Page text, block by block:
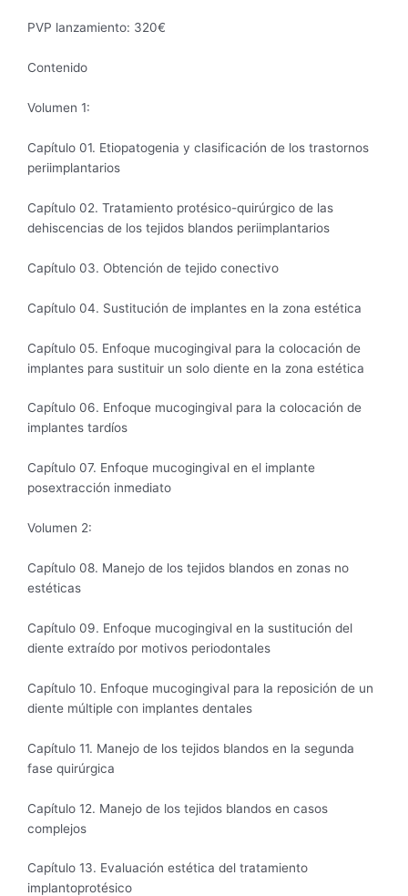
PVP lanzamiento: 320€
Contenido
Volumen 1:
Capítulo 01. Etiopatogenia y clasificación de los trastornos
periimplantarios
Capítulo 02. Tratamiento protésico-quirúrgico de las
dehiscencias de los tejidos blandos periimplantarios
Capítulo 03. Obtención de tejido conectivo
Capítulo 04. Sustitución de implantes en la zona estética
Capítulo 05. Enfoque mucogingival para la colocación de
implantes para sustituir un solo diente en la zona estética
Capítulo 06. Enfoque mucogingival para la colocación de
implantes tardíos
Capítulo 07. Enfoque mucogingival en el implante
posextracción inmediato
Volumen 2:
Capítulo 08. Manejo de los tejidos blandos en zonas no
estéticas
Capítulo 09. Enfoque mucogingival en la sustitución del
diente extraído por motivos periodontales
Capítulo 10. Enfoque mucogingival para la reposición de un
diente múltiple con implantes dentales
Capítulo 11. Manejo de los tejidos blandos en la segunda
fase quirúrgica
Capítulo 12. Manejo de los tejidos blandos en casos
complejos
Capítulo 13. Evaluación estética del tratamiento
implantoprotésico